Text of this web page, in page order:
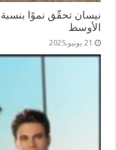
الأوسط
21 يونيو,2025